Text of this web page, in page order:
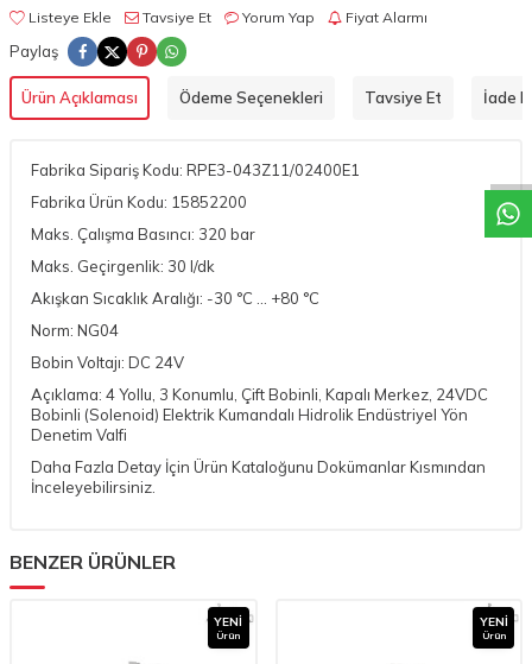
W
h
a
t
a
p
p
D
e
s
t
e
H
a
t
t
Listeye Ekle Tavsiye Et Yorum Yap Fiyat Alarmı
Paylaş
Ürün Açıklaması Ödeme Seçenekleri Tavsiye Et İade
Fabrika Sipariş Kodu: RPE3-043Z11/02400E1
Fabrika Ürün Kodu: 15852200
Maks. Çalışma Basıncı: 320 bar
Maks. Geçirgenlik: 30 l/dk
Akışkan Sıcaklık Aralığı: -30 °C ... +80 °C
Norm: NG04
Bobin Voltajı: DC 24V
Açıklama: 4 Yollu, 3 Konumlu, Çift Bobinli, Kapalı Merkez, 24VDC
Bobinli (Solenoid) Elektrik Kumandalı Hidrolik Endüstriyel Yön
Denetim Valfi
Daha Fazla Detay İçin Ürün Kataloğunu Dokümanlar Kısmından
İnceleyebilirsiniz.
BENZER ÜRÜNLER
YENI
Ürün
YENI
Ürün